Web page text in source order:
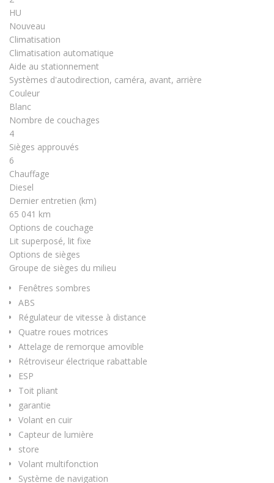
HU
Nouveau
Climatisation
Climatisation automatique
Aide au stationnement
Systèmes d'autodirection, caméra, avant, arrière
Couleur
Blanc
Nombre de couchages
4
Sièges approuvés
6
Chauffage
Diesel
Dernier entretien (km)
65 041 km
Options de couchage
Lit superposé, lit fixe
Options de sièges
Groupe de sièges du milieu
Fenêtres sombres
ABS
Régulateur de vitesse à distance
Quatre roues motrices
Attelage de remorque amovible
Rétroviseur électrique rabattable
ESP
Toit pliant
garantie
Volant en cuir
Capteur de lumière
store
Volant multifonction
Système de navigation